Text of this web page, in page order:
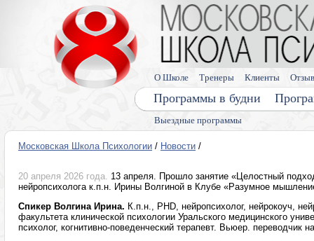
Выездные программы
Программы в будни
О Школе Тренеры Клиенты
Московская Школа Психологии / Новости /
20 апреля 2026 года. 13 апреля. Прошло занятие «Целостный
нейропсихолога к.п.н. Ирины Волгиной в Клубе «Разумное
Спикер Волгина Ирина. К.п.н., PHD, нейропсихолог, нейрокоуч,
факультета клинической психологии Уральского медицинского
психолог, когнитивно-поведенческий терапевт. Вьюер.